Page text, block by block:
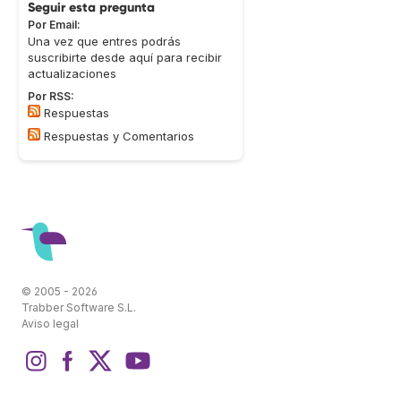
Seguir esta pregunta
Por Email:
Una vez que entres podrás
suscribirte desde aquí para recibir
actualizaciones
Por RSS:
Respuestas
Respuestas y Comentarios
© 2005 - 2026
Trabber Software S.L.
Aviso legal